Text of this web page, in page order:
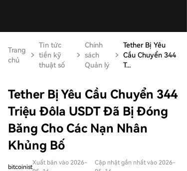
Trang
chủ
Tin tức
tiền kỹ
thuật số
Chính
sách
Quản lý
Tether Bị Yêu
Cầu Chuyển 344
T...
Tether Bị Yêu Cầu Chuyển 344
Triệu Đôla USDT Đã Bị Đóng
Băng Cho Các Nạn Nhân
Khủng Bố
bitcoinist
Xuất bản vào 2026-
Cập nhật gần nhất vào 2026-